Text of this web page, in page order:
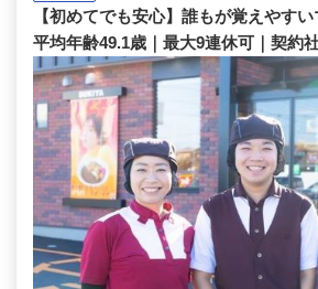
【初めてでも安心】誰もが覚えやすい
平均年齢49.1歳｜最大9連休可｜契約